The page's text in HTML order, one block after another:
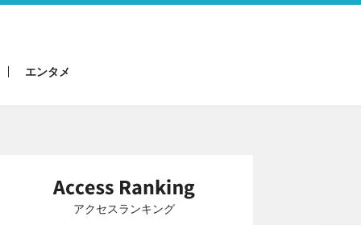
エンタメ
アクセスランキング